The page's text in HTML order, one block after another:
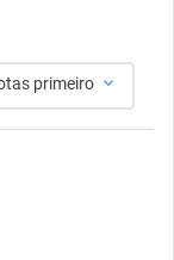
primeiro